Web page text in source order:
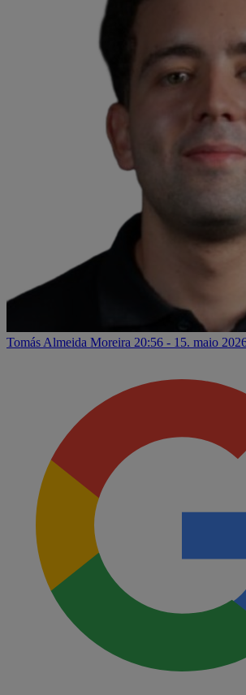
Tomás Almeida Moreira 20:56 - 15. maio